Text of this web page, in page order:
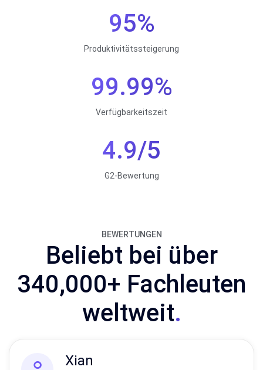
95%
Produktivitätssteigerung
99.99%
Verfügbarkeitszeit
4.9/5
G2-Bewertung
BEWERTUNGEN
Beliebt bei über
340,000+ Fachleuten
weltweit.
Xian